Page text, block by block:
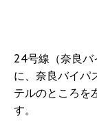
24号線（奈良バ
に、奈良バイパ
テルのところを
す。